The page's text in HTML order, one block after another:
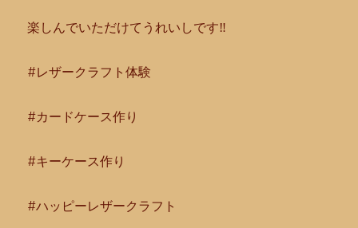
楽しんでいただけてうれいしです‼︎
#レザークラフト体験
#カードケース作り
#キーケース作り
#ハッピーレザークラフト